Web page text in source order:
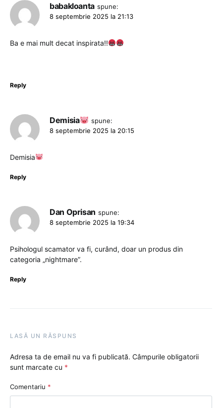
babakloanta spune:
8 septembrie 2025 la 21:13
Ba e mai mult decat inspirata!!
Reply
Demisia
spune:
8 septembrie 2025 la 20:15
Demisia
Reply
Dan Oprisan spune:
8 septembrie 2025 la 19:34
Psihologul scamator va fi, curând, doar un produs din
categoria „nightmare”.
Reply
LASĂ UN RĂSPUNS
Adresa ta de email nu va fi publicată. Câmpurile obligatorii
sunt marcate cu *
Comentariu *